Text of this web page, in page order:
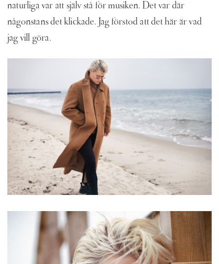
naturliga var att själv stå för musiken. Det var där
någonstans det klickade. Jag förstod att det här är vad
jag vill göra.